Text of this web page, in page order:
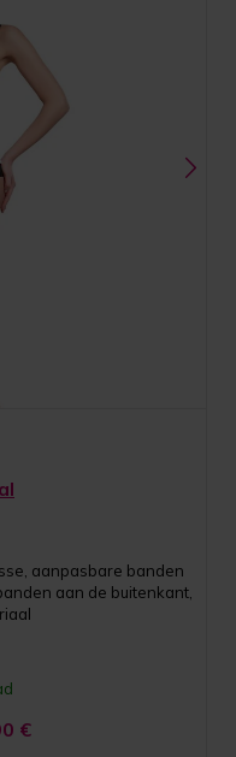
aanpasbare banden
aan de buitenkant,
€